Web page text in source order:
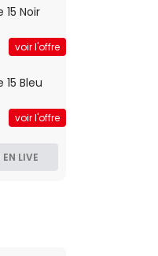
15 Noir
voir l'offre
15 Bleu
voir l'offre
LIVE